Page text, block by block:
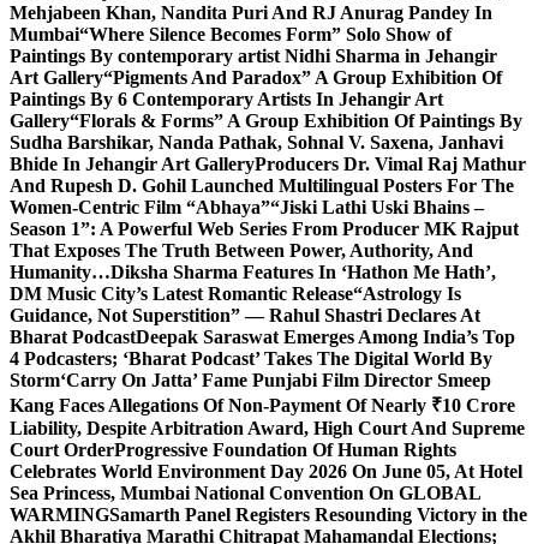
Mehjabeen Khan, Nandita Puri And RJ Anurag Pandey In
Mumbai“Where Silence Becomes Form” Solo Show of
Paintings By contemporary artist Nidhi Sharma in Jehangir
Art Gallery“Pigments And Paradox” A Group Exhibition Of
Paintings By 6 Contemporary Artists In Jehangir Art
Gallery“Florals & Forms” A Group Exhibition Of Paintings By
Sudha Barshikar, Nanda Pathak, Sohnal V. Saxena, Janhavi
Bhide In Jehangir Art GalleryProducers Dr. Vimal Raj Mathur
And Rupesh D. Gohil Launched Multilingual Posters For The
Women-Centric Film “Abhaya”“Jiski Lathi Uski Bhains –
Season 1”: A Powerful Web Series From Producer MK Rajput
That Exposes The Truth Between Power, Authority, And
Humanity…Diksha Sharma Features In ‘Hathon Me Hath’,
DM Music City’s Latest Romantic Release“Astrology Is
Guidance, Not Superstition” — Rahul Shastri Declares At
Bharat PodcastDeepak Saraswat Emerges Among India’s Top
4 Podcasters; ‘Bharat Podcast’ Takes The Digital World By
Storm‘Carry On Jatta’ Fame Punjabi Film Director Smeep
Kang Faces Allegations Of Non-Payment Of Nearly ₹10 Crore
Liability, Despite Arbitration Award, High Court And Supreme
Court OrderProgressive Foundation Of Human Rights
Celebrates World Environment Day 2026 On June 05, At Hotel
Sea Princess, Mumbai National Convention On GLOBAL
WARMINGSamarth Panel Registers Resounding Victory in the
Akhil Bharatiya Marathi Chitrapat Mahamandal Elections;